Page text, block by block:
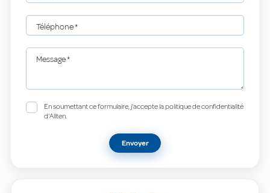
Téléphone*
Message*
En soumettant ce formulaire, j'accepte la politique de confidentialité
d'Allten.
Envoyer